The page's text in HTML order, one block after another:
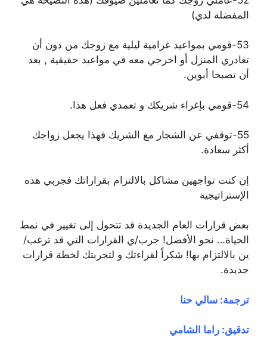
المفضلة لدي)
53-قومي بمواعيد غرامية ليلية مع زوجك من دون أن
تغادري المنزل أو اخرجي معه في مواعيد حقيقية , بعد
أن تصبحا أبوين.
54-قومي بإغراء شريكك و تعمدي فعل هذا.
55-توقفي عن الشجار مع الشريك فهذا يجعل زواجك
أكثر سعادة.
إن كنت تواجهين مشاكل بالالتزام بقراراتك فجربي هذه
الإستراتيجية
بعض قرارات العام الجديدة قد تتحول إلى تغيير في نمط
الحياة… نحو الأفضل! جرب/ي القرارات التي قد ترغب/
ين بالالتزام بها! شكراً لقراءتك و لتجربتك لخطة قرارات
جديدة.
ترجمة: سالي حنا
تدقيق: راما الشامي